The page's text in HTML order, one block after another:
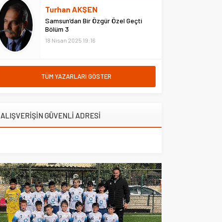
Adliyesi’nde çıkan yangına
müdahale eden Çarşı ve
Mahalle...
Turhan AKŞEN
Samsun’dan Bir Özgür Özel Geçti
Bölüm 3
18 Nisan 2025 19:16
TÜM YAZARLARI GÖSTER
ALIŞVERİŞİN GÜVENLİ ADRESİ